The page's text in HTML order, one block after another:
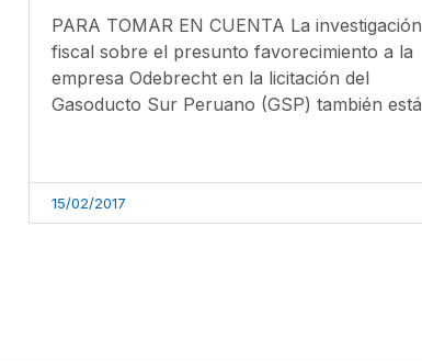
PARA TOMAR EN CUENTA La investigación
fiscal sobre el presunto favorecimiento a la
empresa Odebrecht en la licitación del
Gasoducto Sur Peruano (GSP) también está
15/02/2017